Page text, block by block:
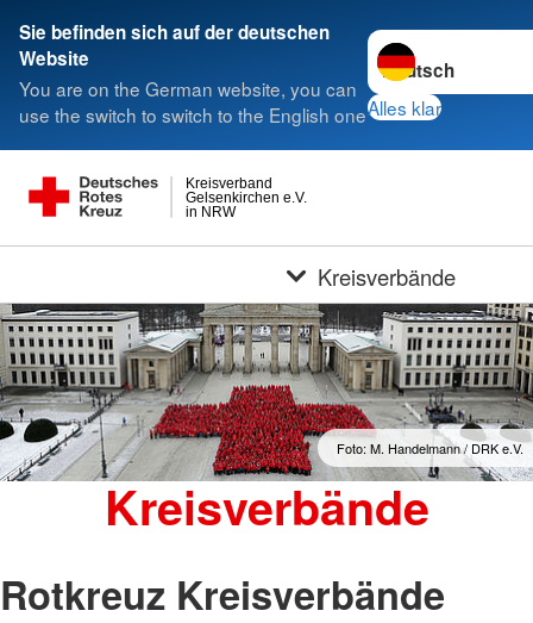
Sie befinden sich auf der deutschen
Website
You are on the German website, you can
use the switch to switch to the English one
Sprache wechseln
Alles klar
in NRW
Gelsenkirchen e.V.
Kreisverband
Kreisverbände
Foto: M. Handelmann / DRK e.V.
Kreisverbände
Rotkreuz Kreisverbände